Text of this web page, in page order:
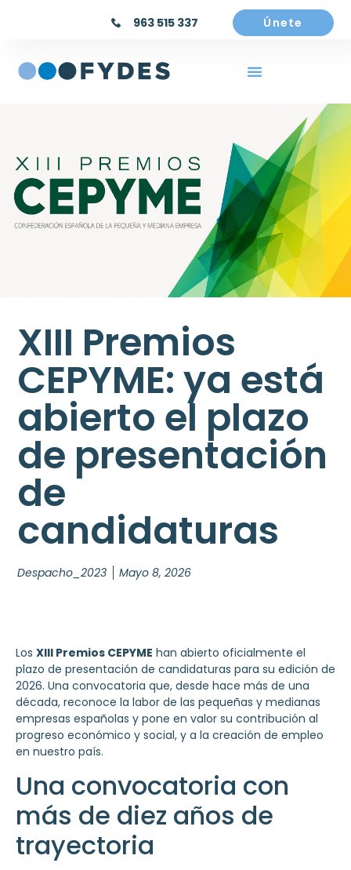
963 515 337 Únete
XIII Premios
CEPYME: ya está
abierto el plazo
de presentación
de
candidaturas
Despacho_2023 Mayo 8, 2026
Los XIII Premios CEPYME han abierto oficialmente el
plazo de presentación de candidaturas para su edición de
2026. Una convocatoria que, desde hace más de una
década, reconoce la labor de las pequeñas y medianas
empresas españolas y pone en valor su contribución al
progreso económico y social, y a la creación de empleo
en nuestro país.
Una convocatoria con
más de diez años de
trayectoria